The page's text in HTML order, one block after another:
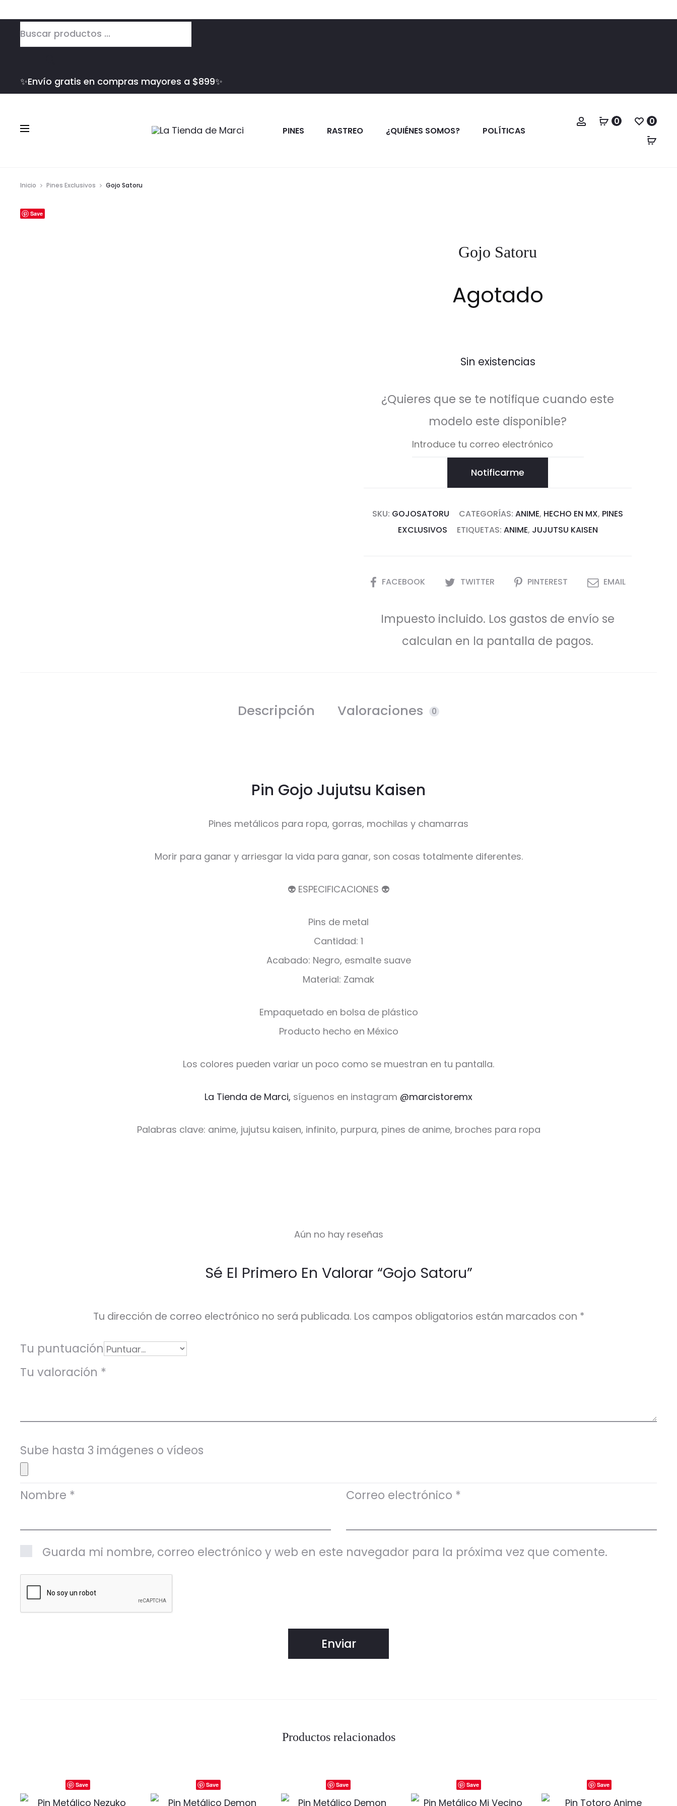
Búsqueda
de
✨Envío gratis en compras mayores a $899✨
PINES RASTREO ¿QUIÉNES SOMOS? POLÍTICAS
Cuenta
0 0
Inicio Pines Exclusivos Gojo Satoru
Save
Gojo Satoru
Agotado
Sin existencias
¿Quieres que se te notifique cuando este
modelo este disponible?
Notificarme
SKU: GOJOSATORU CATEGORÍAS: ANIME, HECHO EN MX, PINES
EXCLUSIVOS
ETIQUETAS: ANIME, JUJUTSU KAISEN
COMPARTIR
FACEBOOK TWITTER PINTEREST EMAIL
Impuesto incluido. Los gastos de envío se
calculan en la pantalla de pagos.
Descripción Valoraciones 0
Pin Gojo Jujutsu Kaisen
Pines metálicos para ropa, gorras, mochilas y chamarras
Morir para ganar y arriesgar la vida para ganar, son cosas totalmente diferentes.
👽 ESPECIFICACIONES 👽
Pins de metal
Cantidad: 1
Acabado: Negro, esmalte suave
Material: Zamak
Empaquetado en bolsa de plástico
Producto hecho en México
Los colores pueden variar un poco como se muestran en tu pantalla.
La Tienda de Marci, síguenos en instagram @marcistoremx
Palabras clave: anime, jujutsu kaisen, infinito, purpura, pines de anime, broches para ropa
a
c
n
e
s
Aún no hay reseñas
Sé El Primero En Valorar “Gojo Satoru”
Tu dirección de correo electrónico no será publicada. Los campos obligatorios están marcados con *
Tu puntuación
Tu valoración *
Sube hasta 3 imágenes o vídeos
Nombre * Correo electrónico *
Guarda mi nombre, correo electrónico y web en este navegador para la próxima vez que comente.
Productos relacionados
Save Save Save Save Save